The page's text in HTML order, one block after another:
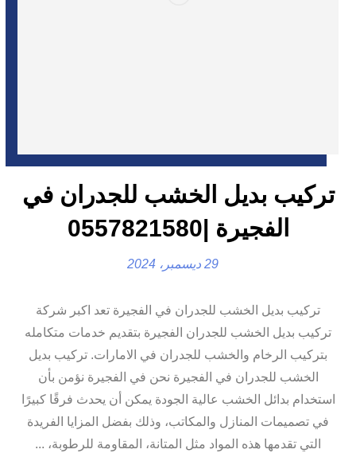
تركيب بديل الخشب للجدران في
الفجيرة |0557821580
29 ديسمبر، 2024
تركيب بديل الخشب للجدران في الفجيرة تعد اكبر شركة
تركيب بديل الخشب للجدران الفجيرة بتقديم خدمات متكامله
بتركيب الرخام والخشب للجدران في الامارات. تركيب بديل
الخشب للجدران في الفجيرة نحن في الفجيرة نؤمن بأن
استخدام بدائل الخشب عالية الجودة يمكن أن يحدث فرقًا كبيرًا
في تصميمات المنازل والمكاتب، وذلك بفضل المزايا الفريدة
التي تقدمها هذه المواد مثل المتانة، المقاومة للرطوبة، ...